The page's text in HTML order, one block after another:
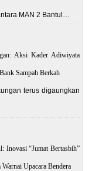
MAN 2 Bantul…
Aksi Kader Adiwiyata
Sampah Berkah
terus digaungkan
Inovasi “Jumat Bertasbih”
Upacara Bendera